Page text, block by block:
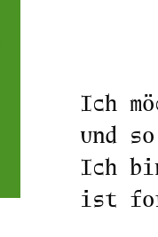
Ich
und
Ich
ist